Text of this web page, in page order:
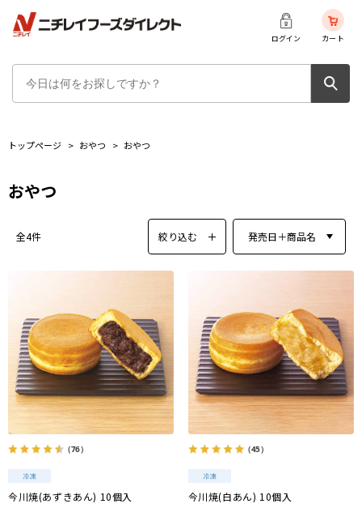
ログイン カート
トップページ > おやつ > おやつ
おやつ
絞り込む 発売日＋商品名
全4件
（76）
今川焼(あずきあん) 10個入
（45）
今川焼(白あん) 10個入